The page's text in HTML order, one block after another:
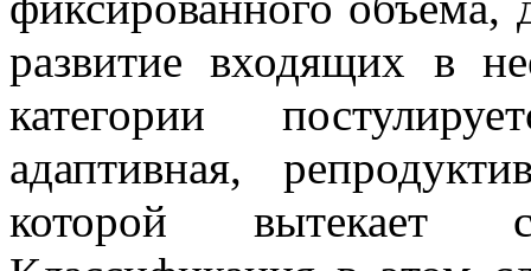
развитие входящих в
категории
адаптивная,
которой вытекает